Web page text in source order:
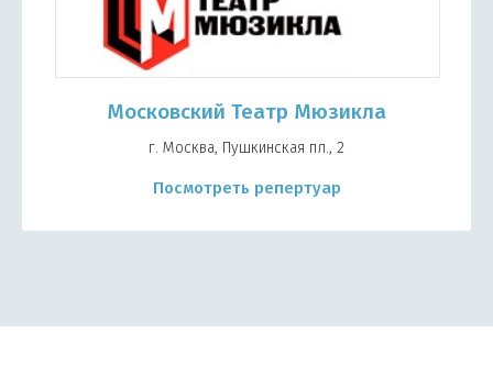
Московский Театр Мюзикла
г. Москва, Пушкинская пл., 2
Посмотреть репертуар